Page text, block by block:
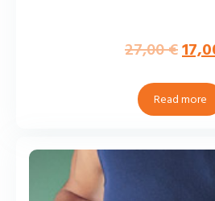
27,00€
Read more